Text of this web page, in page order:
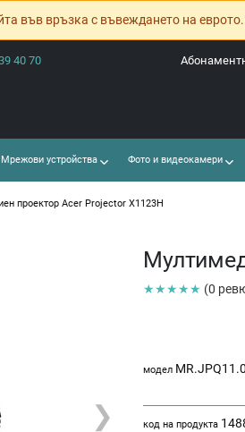
във връзка с въвеждането на
40 70
устройства Фото и видеокамери
проектор Acer Projector X1123H
❯
★★★★★ (0
модел
код на продукта